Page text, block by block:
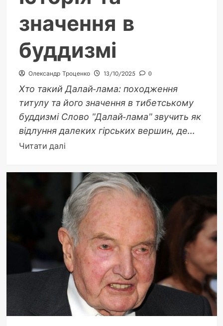
значення в
буддизмі
Олександр Троценко 13/10/2025 0
Хто такий Далай-лама: походження
титулу та його значення в тибетському
буддизмі Слово "Далай-лама" звучить як
відлуння далеких гірських вершин, де...
Читати даліДокладніше
Далай
лама
це:
походження,
історія
та
значення
в
буддизмі